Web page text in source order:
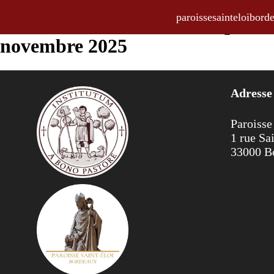
La Feuille Hebdo, bulletin
novembre 2025
Adresse
1 rue
33000